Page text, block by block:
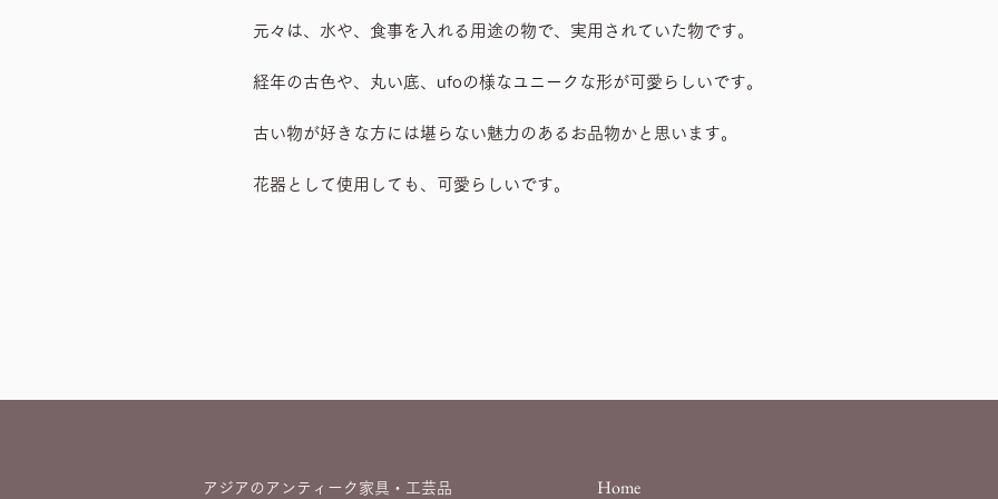
元々は、水や、食事を入れる用途の物で、実用されていた物です。
経年の古色や、丸い底、ufoの様なユニークな形が可愛らしいです。
古い物が好きな方には堪らない魅力のあるお品物かと思います。
花器として使用しても、可愛らしいです。
アジアのアンティーク家具・工芸品 Home